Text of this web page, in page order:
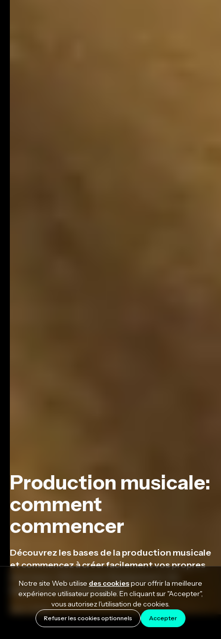
Production musicale:
comment
commencer
Découvrez les bases de la production musicale
et commencez à créer facilement vos propres
logiciels et les techniques.
July 1, 2024
Notre site Web utilise des cookiespour offrir la meilleure
expérience utilisateur possible. En cliquant sur "Accepter",
vous autorisez l'utilisation de cookies.
Refuser les cookies optionnels Accepter